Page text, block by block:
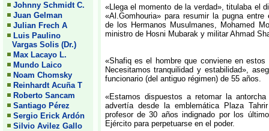
Johnny Schmidt C.
Juan Gelman
Julian Frech A
Luis Paulino
Vargas Solis (Dr.)
Max Lacayo L.
Mundo Laico
Noam Chomsky
Reinhardt Acuña T
Roberto Sancam
Santiago Pérez
Sergio Erick Ardón
Silvio Avilez Gallo
«Llega el momento de la verdad», titulaba el
«Al.Gomhouria» para resumir la pugna
de los Hermanos Musulmanes, Mohamed
ministro de Hosni Mubarak y militar Ahmad
«Shafiq es el hombre que conviene en
Necesitamos tranquilidad y estabilidad»,
funcionario (del antiguo régimen) de 55 años.
«Estamos dispuestos a retomar la
advertía desde la emblemática Plaza
profesor de 30 años indignado por los
Ejército para perpetuarse en el poder.